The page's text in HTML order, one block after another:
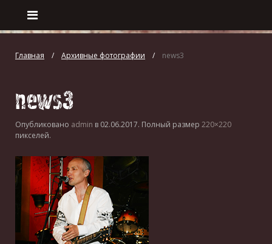
Главная Архивные фотографии news3
news3
Опубликовано admin в 02.06.2017. Полный размер 220×220
пикселей.